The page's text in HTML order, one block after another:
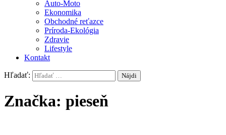
Auto-Moto
Ekonomika
Obchodné reťazce
Príroda-Ekológia
Zdravie
Lifestyle
Kontakt
Hľadať:
Značka: pieseň